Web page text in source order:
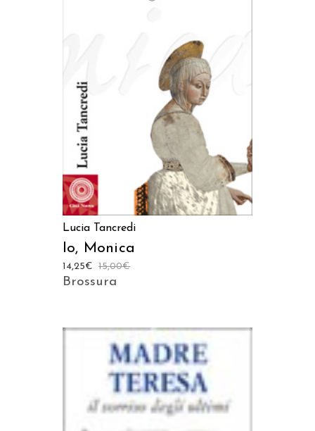
AGGIUNGI AL CARRELLO
Lucia Tancredi
Io, Monica
15,00€
14,25€
Brossura